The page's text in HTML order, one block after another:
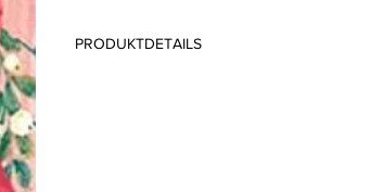
PRODUKTDETAILS